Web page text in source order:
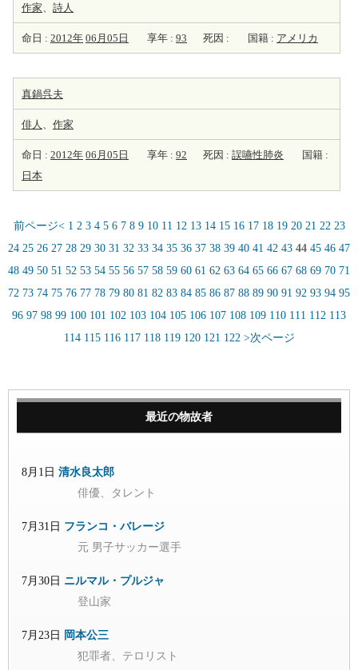
作家、 詩人
命日 : 2012年 06月05日 享年 : 93 死因 : 国籍 : アメリカ
真鍋呉夫
俳人 、 作家
命日 : 2012年 06月05日 享年 : 92 死因 : 誤嚥性肺炎
国籍 :
日本
前ページ< 1 2 3 4 5 6 7 8 9 10 11 12 13 14 15 16 17 18 19 20 21 22 23
24 25 26 27 28 29 30 31 32 33 34 35 36 37 38 39 40 41 42 43 44 45 46 47
48 49 50 51 52 53 54 55 56 57 58 59 60 61 62 63 64 65 66 67 68 69 70 71
72 73 74 75 76 77 78 79 80 81 82 83 84 85 86 87 88 89 90 91 92 93 94 95
96 97 98 99 100 101 102 103 104 105 106 107 108 109 110 111 112 113
114 115 116 117 118 119 120 121 122 >次ページ
最近の物故者
8月1日 清水良太郎
俳優、タレント
7月31日 フランコ・バレージ
元 男子サッカー選手
7月30日 ニルマル・プルジャ
登山家
7月23日 岡本公三
犯罪者、テロリスト